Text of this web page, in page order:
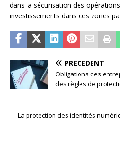
dans la sécurisation des
investissements dans ces zones
PRÉCÉDENT
Obligations des
des règles de
La protection des identités